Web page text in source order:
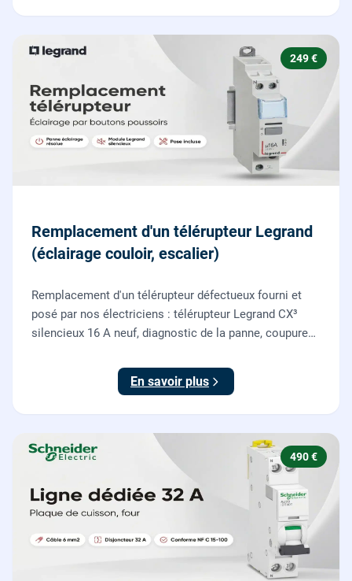
249 €
Remplacement d'un télérupteur Legrand
(éclairage couloir, escalier)
Remplacement d'un télérupteur défectueux fourni et
posé par nos électriciens : télérupteur Legrand CX³
silencieux 16 A neuf, diagnostic de la panne, coupure
boutons poussoirs.
En savoir plus
490 €